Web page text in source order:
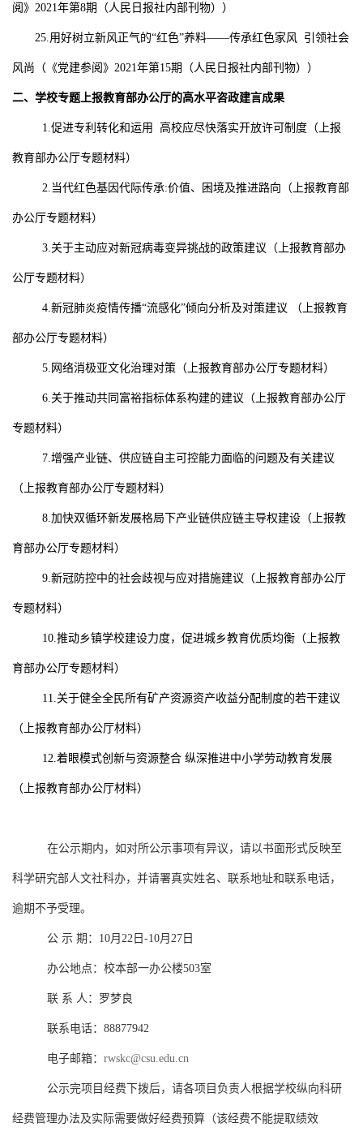
阅》 2021年第8期（人民日报社内部刊物））
25.用好树立新风正气的“红色”养料——传承红色家风 引领社会
风尚 （《党建参阅》 2021年第15期（人民日报社内部刊物））
二、学校专题上报教育部办公厅的高水平咨政建言成果
1.促进专利转化和运用 高校应尽快落实开放许可制度 （上报
教育部办公厅专题材料）
2.当代红色基因代际传承:价值、困境及推进路向 （上报教育部
办公厅专题材料）
3.关于主动应对新冠病毒变异挑战的政策建议 （上报教育部办
公厅专题材料）
4.新冠肺炎疫情传播“流感化”倾向分析及对策建议 （上报教育
部办公厅专题材料）
5. 网络消极亚文化治理对策 （上报教育部办公厅专题材料）
6.关于推动共同富裕指标体系构建的建议 （上报教育部办公厅
专题材料）
7.增强产业链、供应链自主可控能力面临的问题及有关建议
（上报教育部办公厅专题材料）
8.加快双循环新发展格局下产业链供应链主导权建设 （上报教
育部办公厅专题材料）
9.新冠防控中的社会歧视与应对措施建议 （上报教育部办公厅
专题材料）
10.推动乡镇学校建设力度，促进城乡教育优质均衡 （上报教
育部办公厅专题材料）
11.关于健全全民所有矿产资源资产收益分配制度的若干建议
（上报教育部办公厅材料）
12.着眼模式创新与资源整合 纵深推进中小学劳动教育发展
（上报教育部办公厅材料）
在公示期内，如对所公示事项有异议，请以书面形式反映至
科学研究部人文社科办，并请署真实姓名、联系地址和联系电话，
逾期不予受理。
公 示 期： 10月 22 日 -10月 27 日
办公地点：校本部一办公楼503室
联 系 人：罗梦良
联系电话： 88877942
电子邮箱： rwskc@csu.edu.cn
公示完项目经费下拨后，请各项目负责人根据学校纵向科研
经费管理办法及实际需要做好经费预算（该经费不能提取绩效